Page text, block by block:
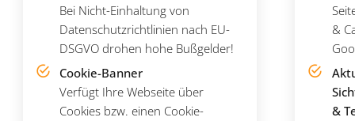
Bei Nicht-Einhaltung von
Datenschutzrichtlinien nach EU-
DSGVO drohen hohe Bußgelder!
Cookie-Banner
Verfügt Ihre Webseite über
Cookies bzw. einen Cookie-
&
&